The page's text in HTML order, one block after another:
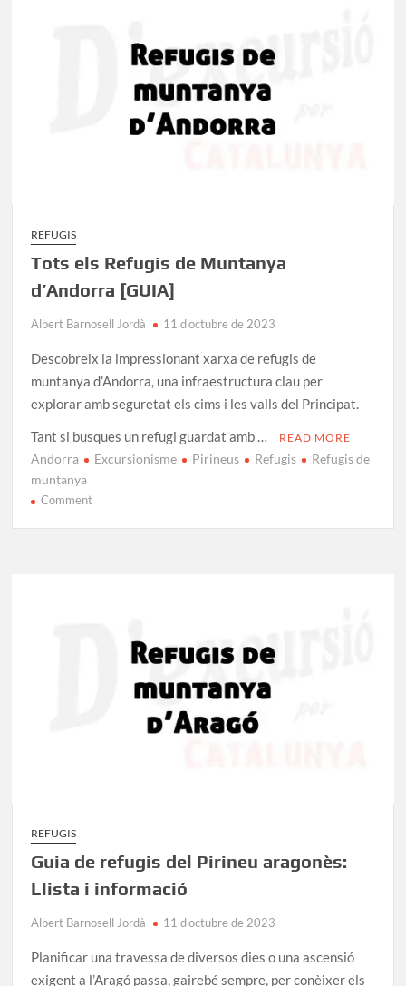
REFUGIS
Tots els Refugis de Muntanya
d’Andorra [GUIA]
Albert Barnosell Jordà 11 d'octubre de 2023
Descobreix la impressionant xarxa de refugis de
muntanya d’Andorra, una infraestructura clau per
explorar amb seguretat els cims i les valls del Principat.
Tant si busques un refugi guardat amb …
READ MORE
Andorra Excursionisme Pirineus Refugis
Refugis de
muntanya
Commenton
REFUGIS
Guia de refugis del Pirineu aragonès:
Llista i informació
Albert Barnosell Jordà 11 d'octubre de 2023
Planificar una travessa de diversos dies o una ascensió
exigent a l’Aragó passa, gairebé sempre, per conèixer els